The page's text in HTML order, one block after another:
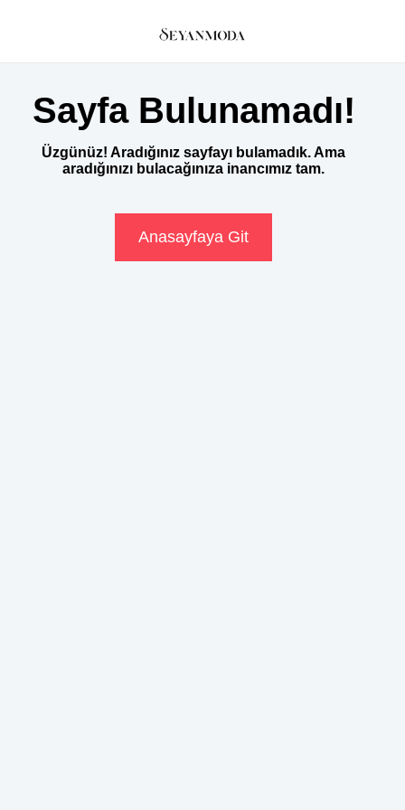
Sayfa Bulunamadı!
Üzgünüz! Aradığınız sayfayı bulamadık. Ama
aradığınızı bulacağınıza inancımız tam.
Anasayfaya Git